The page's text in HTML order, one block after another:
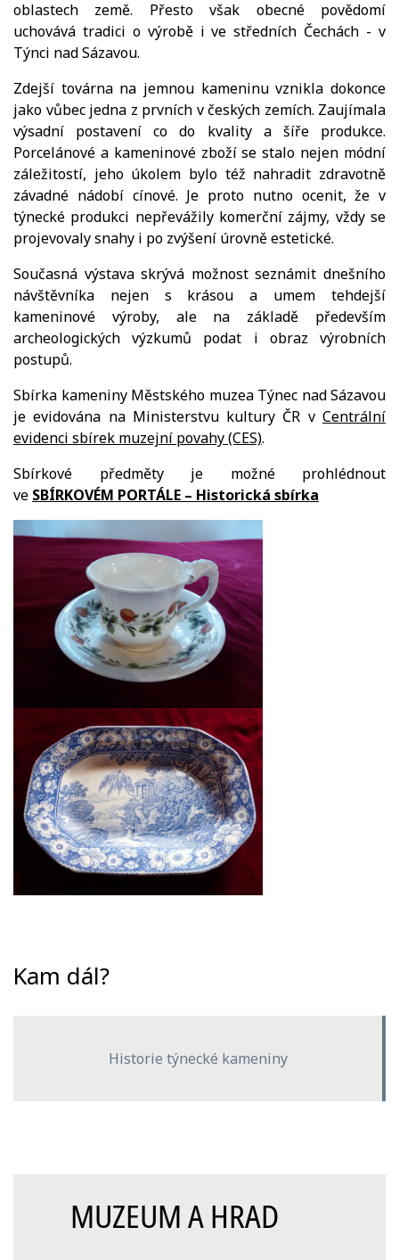
oblastech země. Přesto však obecné povědomí
uchovává tradici o výrobě i ve středních Čechách - v
Týnci nad Sázavou.
Zdejší továrna na jemnou kameninu vznikla dokonce
jako vůbec jedna z prvních v českých zemích. Zaujímala
výsadní postavení co do kvality a šíře produkce.
Porcelánové a kameninové zboží se stalo nejen módní
záležitostí, jeho úkolem bylo též nahradit zdravotně
závadné nádobí cínové. Je proto nutno ocenit, že v
týnecké produkci nepřevážily komerční zájmy, vždy se
projevovaly snahy i po zvýšení úrovně estetické.
Současná výstava skrývá možnost seznámit dnešního
návštěvníka nejen s krásou a umem tehdejší
kameninové výroby, ale na základě především
archeologických výzkumů podat i obraz výrobních
postupů.
Sbírka kameniny Městského muzea Týnec nad Sázavou
je evidována na Ministerstvu kultury ČR v Centrální
evidenci sbírek muzejní povahy (CES).
Sbírkové předměty je možné prohlédnout
ve SBÍRKOVÉM PORTÁLE – Historická sbírka
Kam dál?
Historie týnecké kameniny
MUZEUM A HRAD